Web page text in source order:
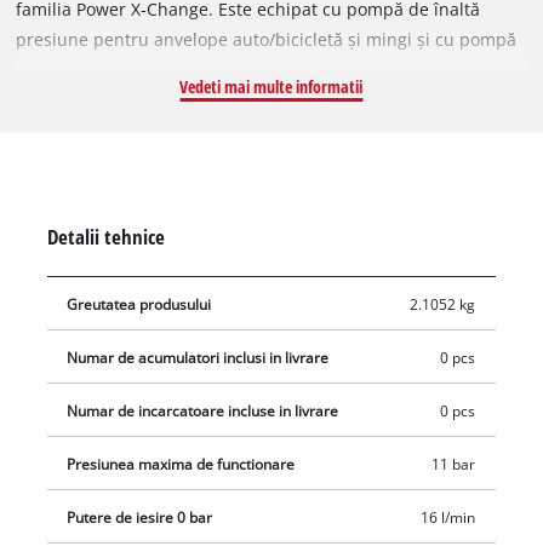
familia Power X-Change. Este echipat cu pompă de înaltă
presiune pentru anvelope auto/bicicletă și mingi și cu pompă
gonflabile și bărci cu caiac (funcție 6în1). În livrare este inclus
Vedeti mai multe informatii
Detalii tehnice
Greutatea produsului 2.1052 kg
Numar de acumulatori inclusi in livrare 0 pcs
Numar de incarcatoare incluse in livrare 0 pcs
Presiunea maxima de functionare 11 bar
Putere de iesire 0 bar 16 l/min